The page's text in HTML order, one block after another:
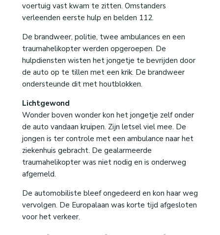
voertuig vast kwam te zitten. Omstanders
verleenden eerste hulp en belden 112.
De brandweer, politie, twee ambulances en een
traumahelikopter werden opgeroepen. De
hulpdiensten wisten het jongetje te bevrijden door
de auto op te tillen met een krik. De brandweer
ondersteunde dit met houtblokken.
Lichtgewond
Wonder boven wonder kon het jongetje zelf onder
de auto vandaan kruipen. Zijn letsel viel mee. De
jongen is ter controle met een ambulance naar het
ziekenhuis gebracht. De gealarmeerde
traumahelikopter was niet nodig en is onderweg
afgemeld.
De automobiliste bleef ongedeerd en kon haar weg
vervolgen. De Europalaan was korte tijd afgesloten
voor het verkeer.